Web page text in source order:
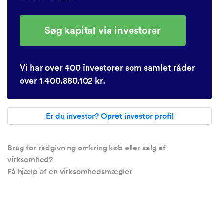
Søg kapital via investorer
Vi har over 400 investorer som samlet råder
over 1.400.880.102 kr.
Er du investor? Opret investor profil
Brug for rådgivning omkring køb eller salg af
virksomhed?
Få hjælp af en virksomhedsmægler